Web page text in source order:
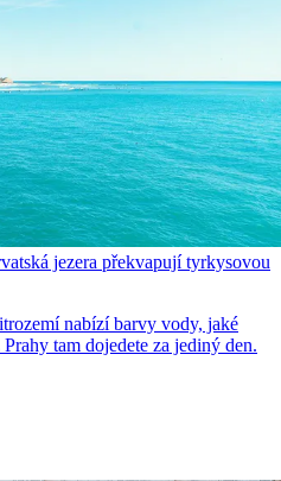
jezera překvapují tyrkysovou
nabízí barvy vody, jaké
tam dojedete za jediný den.